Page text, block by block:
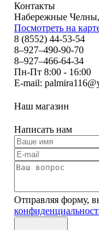
Контакты
Набережные Челны,
Посмотреть на
8 (8552) 44-53-54
8–927–490-90-70
8–927–466-64-34
Пн-Пт 8:00 - 16:00
E-mail:
Наш магазин
Написать нам
Отправляя форму,